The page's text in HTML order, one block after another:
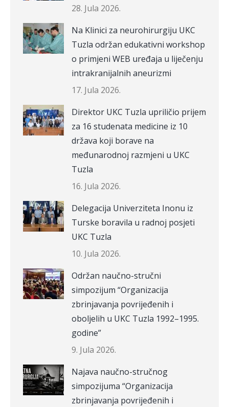
28. Jula 2026.
Na Klinici za neurohirurgiju UKC
Tuzla održan edukativni workshop
o primjeni WEB uređaja u liječenju
intrakranijalnih aneurizmi
17. Jula 2026.
Direktor UKC Tuzla upriličio prijem
za 16 studenata medicine iz 10
država koji borave na
međunarodnoj razmjeni u UKC
Tuzla
16. Jula 2026.
Delegacija Univerziteta Inonu iz
Turske boravila u radnoj posjeti
UKC Tuzla
10. Jula 2026.
Održan naučno-stručni
simpozijum “Organizacija
zbrinjavanja povrijeđenih i
oboljelih u UKC Tuzla 1992–1995.
godine”
9. Jula 2026.
Najava naučno-stručnog
simpozijuma “Organizacija
zbrinjavanja povrijeđenih i